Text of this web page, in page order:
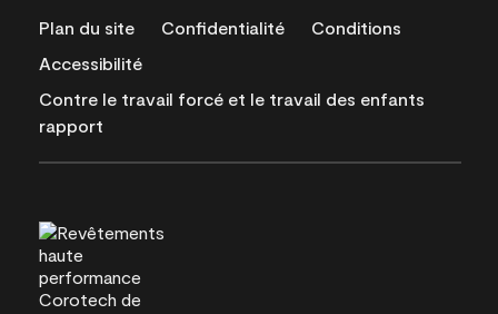
Plan du site Confidentialité
Conditions
Accessibilité
Contre le travail forcé et le travail des enfants
rapport